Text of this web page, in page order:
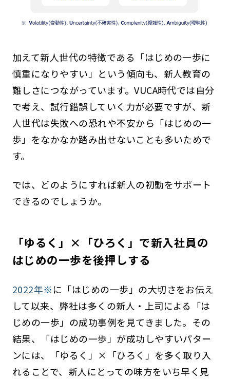
加えて新人世代の特徴である「はじめの一歩に
慎重になりやすい」という傾向も、新人教育の
難しさにつながっています。VUCA時代では自分
で考え、試行錯誤していく力が必要ですが、新
人世代は失敗への恐れや不安から「はじめの一
歩」をなかなか踏み出せないことも多いためで
す。
では、どのようにすれば新人の初動をサポート
できるのでしょうか。
「ゆるく」×「ひろく」で新入社員の
はじめの一歩を後押しする
2022年※に「はじめの一歩」の大切さをお伝え
して以来、弊社は多くの新人・上司による「は
じめの一歩」の成功事例を見てきました。その
結果、「はじめの一歩」が成功しやすいパター
ンには、「ゆるく」×「ひろく」を多く取り入
れることで、新人にとっての味方をいち早く見